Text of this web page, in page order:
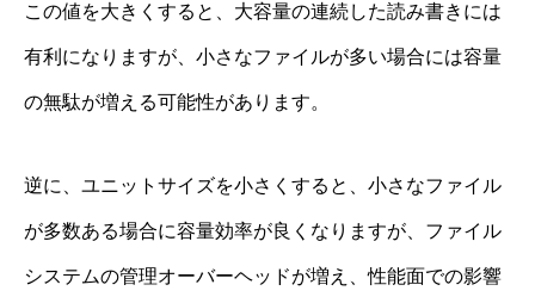
この値を大きくすると、大容量の連続した読み書きには
有利になりますが、小さなファイルが多い場合には容量
の無駄が増える可能性があります。
逆に、ユニットサイズを小さくすると、小さなファイル
が多数ある場合に容量効率が良くなりますが、ファイル
システムの管理オーバーヘッドが増え、性能面での影響